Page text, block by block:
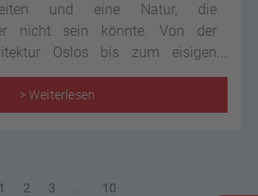
und eine Natur, die
nicht sein könnte. Von der
Oslos bis zum eisigen
kleinen Fischerorten bis zu
Wer hier unterwegs ist,
die bleiben.
> Weiterlesen
1 2 3 10